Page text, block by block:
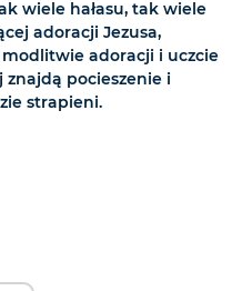
wiele hałasu, tak wiele
adoracji Jezusa,
adoracji i uczcie
pocieszenie i
strapieni.